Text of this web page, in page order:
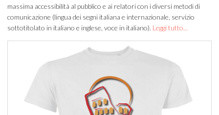
massima accessibilità al pubblico e ai relatori con i diversi metodi di
comunicazione (lingua dei segni italiana e internazionale, servizio
sottotitolato in italiano e inglese, voce in italiano). Leggi tutto...